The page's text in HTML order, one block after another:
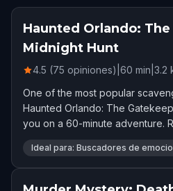
Haunted Orlando: The
Midnight Hunt
4.5 (75 opiniones) 60 min 3.2
One of the most popular
Haunted Orlando: The
you on a 60-minute adventure.
players.
Ideal para: Buscadores de